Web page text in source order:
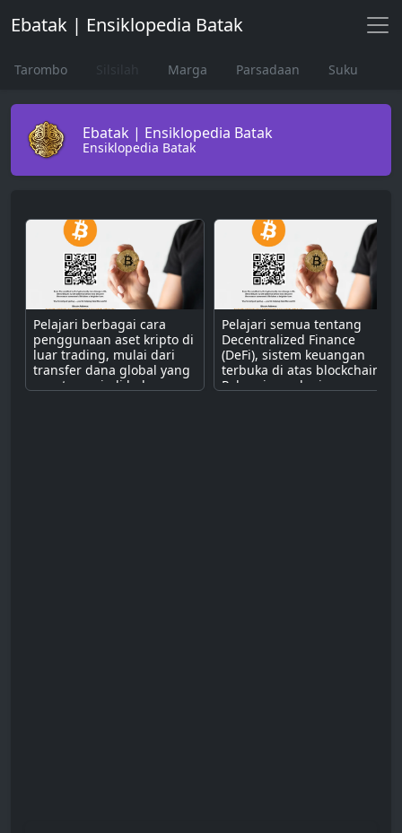
Ebatak | Ensiklopedia Batak
Tarombo Marga Parsadaan Suku
Ebatak | Ensiklopedia Batak
Ensiklopedia Batak
Pelajari berbagai cara
penggunaan aset kripto di
luar trading, mulai dari
transfer dana global yang
cepat, menjadi bahan
Pelajari semua tentang
Decentralized Finance
(DeFi), sistem keuangan
terbuka di atas blockchain.
Pahami cara kerjanya